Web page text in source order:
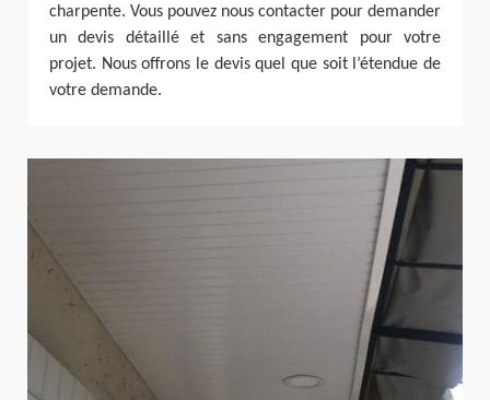
charpente. Vous pouvez nous contacter pour demander
un devis détaillé et sans engagement pour votre
projet. Nous offrons le devis quel que soit l’étendue de
votre demande.